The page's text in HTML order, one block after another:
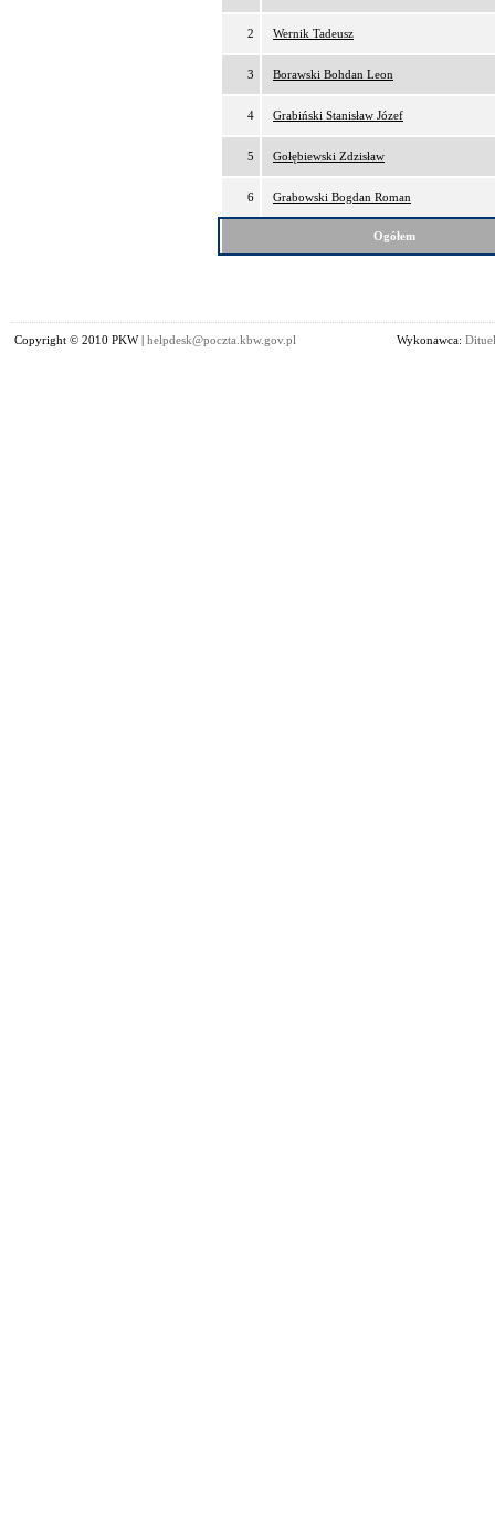
2 Wernik Tadeusz
3 Borawski Bohdan Leon
4 Grabiński Stanisław Józef
5 Gołębiewski Zdzisław
6 Grabowski Bogdan Roman
Ogółem
Copyright © 2010 PKW | helpdesk@poczta.kbw.gov.pl Wykonawca: